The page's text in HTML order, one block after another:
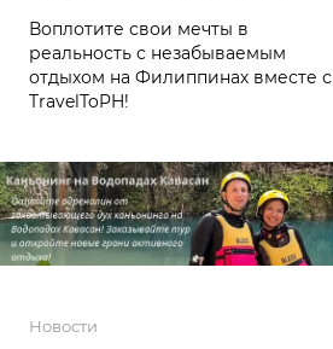
Воплотите свои мечты в
реальность с незабываемым
отдыхом на Филиппинах вместе с
TravelToPH!
Новости